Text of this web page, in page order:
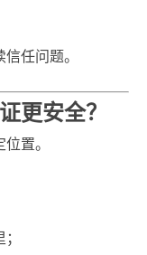
任问题。
更安全？
置。